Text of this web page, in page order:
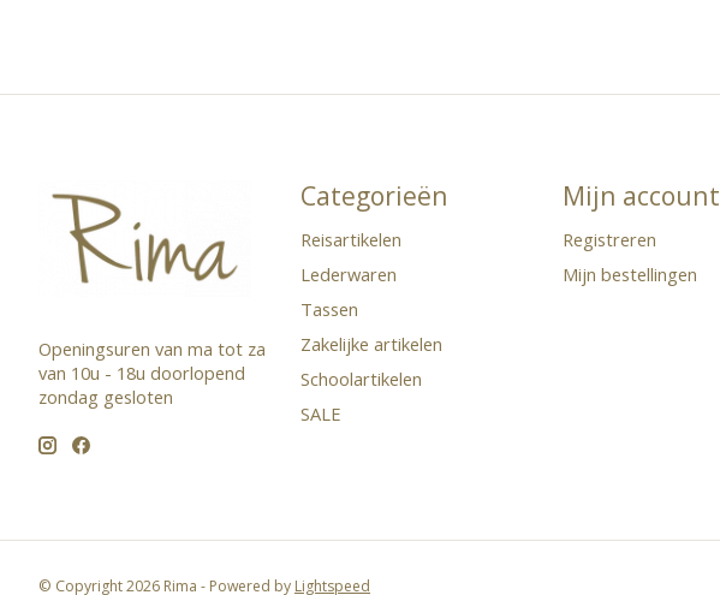
Openingsuren van ma tot za
van 10u - 18u doorlopend ​
zondag gesloten
Categorieën
Reisartikelen
Lederwaren
Tassen
Zakelijke artikelen
Schoolartikelen
SALE
Mijn account
Registreren
Mijn bestellingen
© Copyright 2026 Rima - Powered by Lightspeed